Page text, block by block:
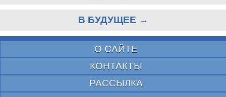
В БУДУЩЕЕ →
О САЙТЕ
КОНТАКТЫ
РАССЫЛКА